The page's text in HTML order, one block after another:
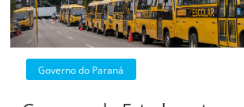
Governo do Paraná